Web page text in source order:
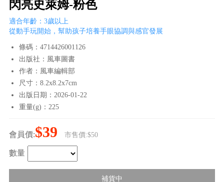
閃亮史萊姆-粉色
適合年齡：3歲以上
從動手玩開始，幫助孩子培養手眼協調與感官發展
條碼：4714426001126
出版社：風車圖書
作者：風車編輯部
尺寸：8.2x8.2x7cm
出版日期：2026-01-22
重量(g)：225
會員價:$39 市售價:$50
數量